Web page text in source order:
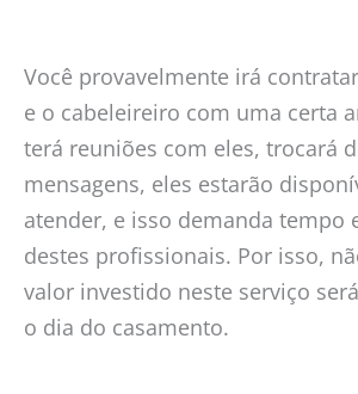
Você provavelmente irá
e o cabeleireiro com uma certa
terá reuniões com eles, trocará
mensagens, eles estarão
atender, e isso demanda tempo
destes profissionais. Por isso,
valor investido neste serviço será
o dia do casamento.